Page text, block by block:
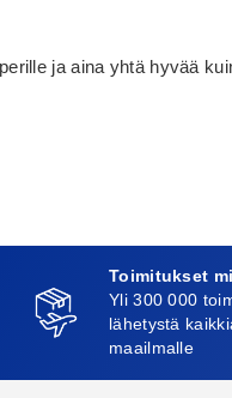
ja aina yhtä hyvää
Toimitukset
Yli 300 000
lähetystä
maailmalle